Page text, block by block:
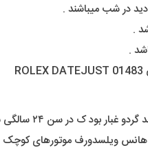
دید در شب میباشند .
.
.
ساعت های مچی رولکس را در لندن تاسیس کرد .
هانس ویلسدورف موتورهای